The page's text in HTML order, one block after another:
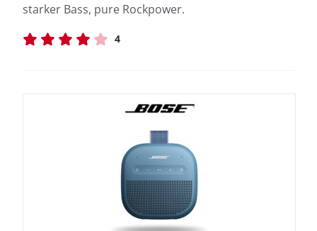
starker Bass, pure Rockpower.
4